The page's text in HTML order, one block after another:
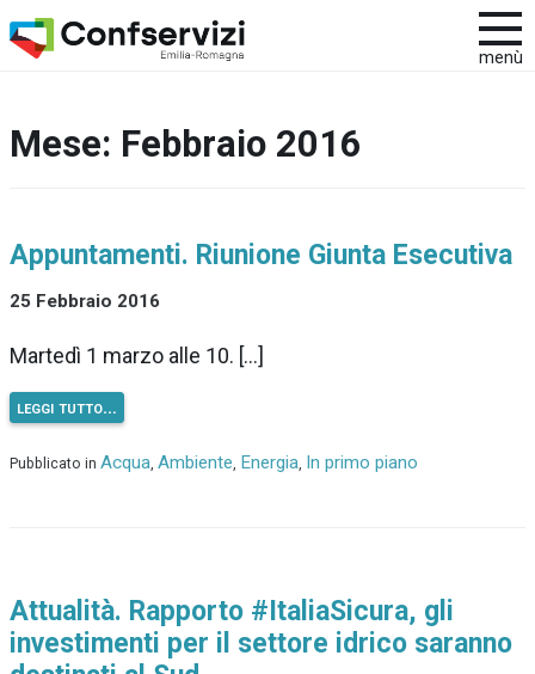
menù
Mese: Febbraio 2016
Appuntamenti. Riunione Giunta Esecutiva
25 Febbraio 2016
Martedì 1 marzo alle 10. […]
leggi tutto…
Pubblicato in Acqua, Ambiente, Energia, In primo piano
Attualità. Rapporto #ItaliaSicura, gli
investimenti per il settore idrico saranno